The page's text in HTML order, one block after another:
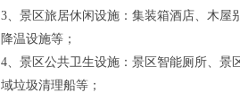
3、景区旅居休闲设施：集装箱酒店、木
降温设施等；
4、景区公共卫生设施：景区智能厕所、
域垃圾清理船等；